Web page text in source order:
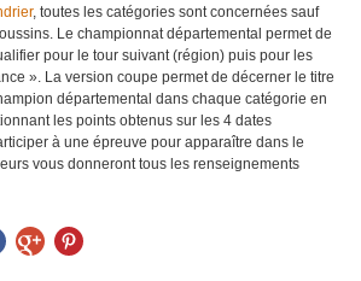
, toutes les catégories sont concernées sauf
Le championnat départemental permet de
pour le tour suivant (région) puis pour les
». La version coupe permet de décerner le titre
départemental dans chaque catégorie en
les points obtenus sur les 4 dates
à une épreuve pour apparaître dans le
vous donneront tous les renseignements